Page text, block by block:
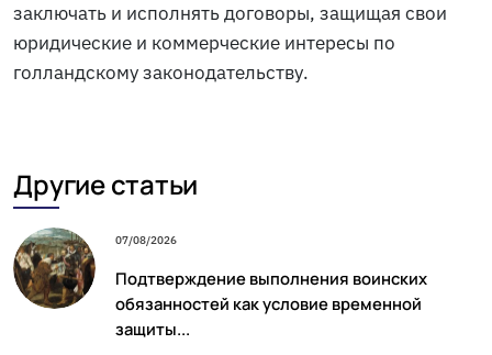
заключать и исполнять договоры, защищая свои
юридические и коммерческие интересы по
голландскому законодательству.
Другие статьи
07/08/2026
Подтверждение выполнения воинских
обязанностей как условие временной
защиты...